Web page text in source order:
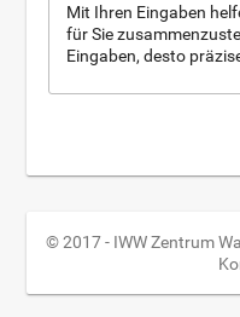
Mit Ihren Eingaben
für Sie
Eingaben, desto
© 2017 - IWW Zentrum